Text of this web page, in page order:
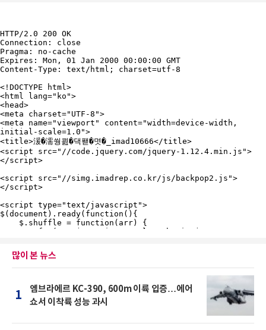
많이 본 뉴스
1
엠브라에르 KC-390, 600m 이륙 입증…에어
쇼서 이착륙 성능 과시